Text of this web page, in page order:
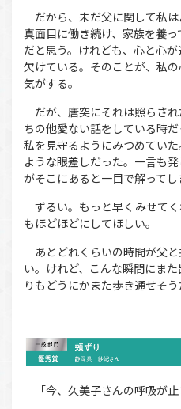
だから、未だ父に関して私は
真面目に働き続け、家族を養
だと思う。けれども、心と心
欠けている。そのことが、私
気がする。
だが、唐突にそれは照らさ
ちの他愛ない話をしている時だ
私を見守るようにみつめてい
ような眼差しだった。一言も
がそこにあると一目で解ってし
ずるい。もっと早くみせて
もほどほどにしてほしい。
あとどれくらいの時間が父
い。けれど、こんな瞬間にま
りもどうにかまた歩き通せそう
「今、久美子さんの呼吸が止